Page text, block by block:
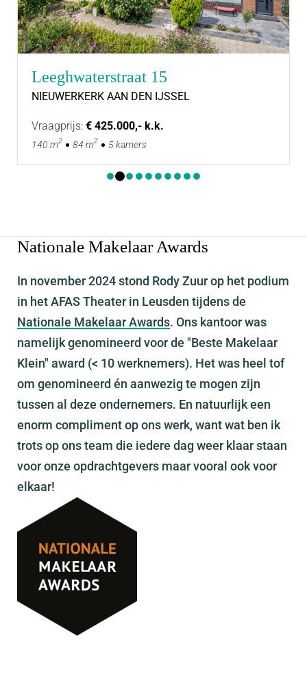
Leeghwaterstraat 15
NIEUWERKERK AAN DEN IJSSEL
Vraagprijs: € 425.000,- k.k.
140 m2 84 m2 5 kamers
Nationale Makelaar Awards
In november 2024 stond Rody Zuur op het podium
in het AFAS Theater in Leusden tijdens de
Nationale Makelaar Awards. Ons kantoor was
namelijk genomineerd voor de "Beste Makelaar
Klein" award (< 10 werknemers). Het was heel tof
om genomineerd én aanwezig te mogen zijn
tussen al deze ondernemers. En natuurlijk een
enorm compliment op ons werk, want wat ben ik
trots op ons team die iedere dag weer klaar staan
voor onze opdrachtgevers maar vooral ook voor
elkaar!